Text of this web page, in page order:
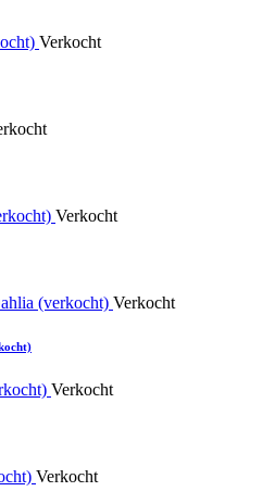
Verkocht
Verkocht
Verkocht
Verkocht
Verkocht